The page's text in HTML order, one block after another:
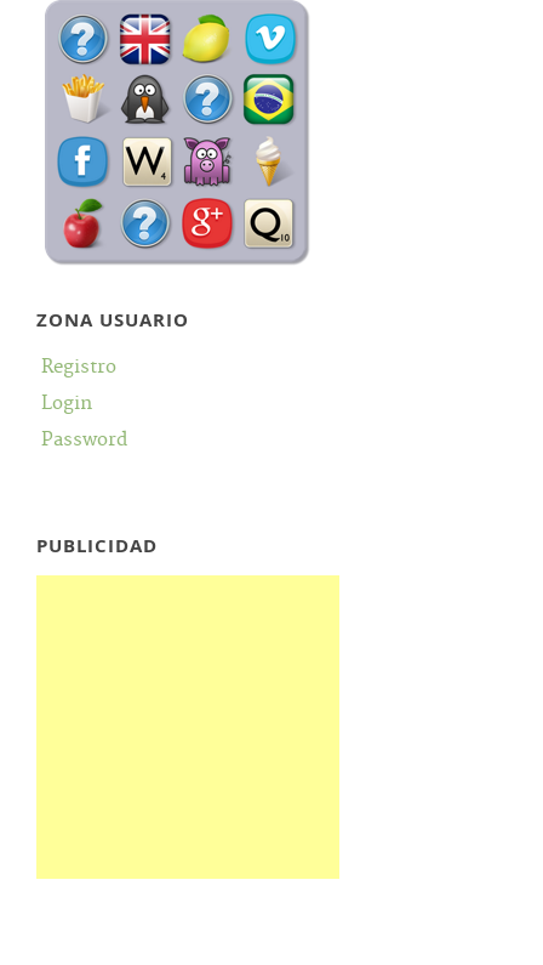
ZONA USUARIO
Registro
Login
Password
PUBLICIDAD